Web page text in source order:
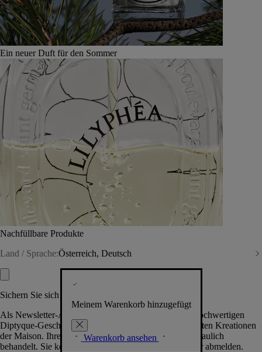
Ein neuer Duft für den Sommer
Nachfüllbare Produkte
Land / Sprache:Österreich, Deutsch
Meinem Warenkorb hinzugefügt
Warenkorb ansehen
Sichern Sie sich exklusive Vorteile
Als Newsletter-Abonnent.in erhalten Sie Zugang zu hochwertigen
Diptyque-Geschenken, Events & News über die neuesten Kreationen
der Maison. Ihre Daten werden selbstverständlich vertraulich
behandelt. Sie können sich jederzeit problemlos wieder abmelden.